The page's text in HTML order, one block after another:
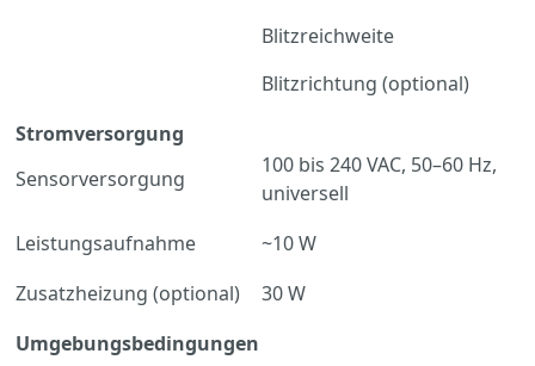
Blitzreichweite
Blitzrichtung (optional)
Stromversorgung
Sensorversorgung
100 bis 240 VAC, 50–60 Hz,
universell
Leistungsaufnahme
~10 W
Zusatzheizung (optional)
30 W
Umgebungsbedingungen